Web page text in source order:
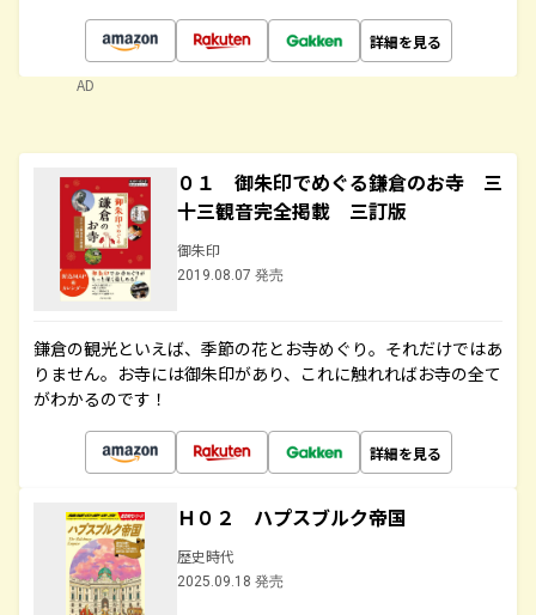
詳細を見る
AD
０１ 御朱印でめぐる鎌倉のお寺 三
十三観音完全掲載 三訂版
御朱印
2019.08.07 発売
鎌倉の観光といえば、季節の花とお寺めぐり。それだけではあ
りません。お寺には御朱印があり、これに触れればお寺の全て
がわかるのです！
詳細を見る
Ｈ０２ ハプスブルク帝国
歴史時代
2025.09.18 発売